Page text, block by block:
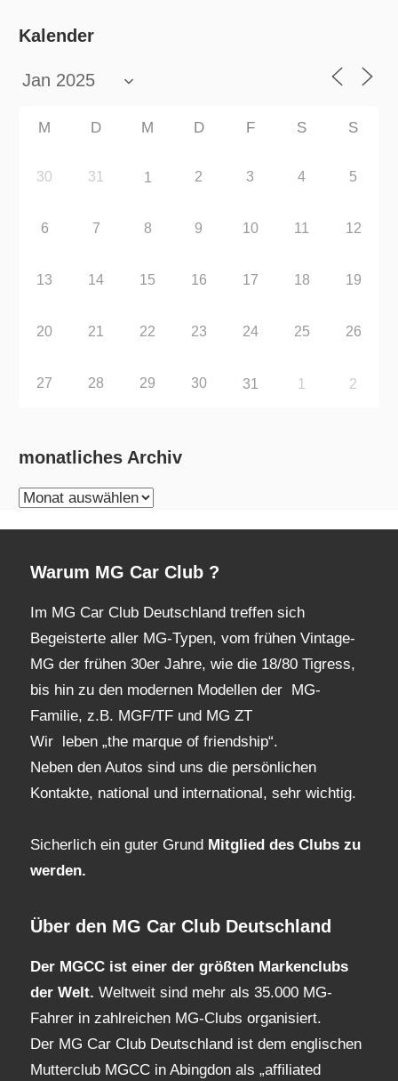
Kalender
M D M D F S S
30 31 1 2 3 4 5
6 7 8 9 10 11 12
13 14 15 16 17 18 19
20 21 22 23 24 25 26
27 28 29 30 31 1 2
monatliches Archiv
monatliches
Warum MG Car Club ?
Im MG Car Club Deutschland treffen sich
Begeisterte aller MG-Typen, vom frühen Vintage-
MG der frühen 30er Jahre, wie die 18/80 Tigress,
bis hin zu den modernen Modellen der MG-
Familie, z.B. MGF/TF und MG ZT
Wir leben „the marque of friendship“.
Neben den Autos sind uns die persönlichen
Kontakte, national und international, sehr wichtig.
Sicherlich ein guter Grund Mitglied des Clubs zu
werden.
Über den MG Car Club Deutschland
Der MGCC ist einer der größten Markenclubs
der Welt. Weltweit sind mehr als 35.000 MG-
Fahrer in zahlreichen MG-Clubs organisiert.
Der MG Car Club Deutschland ist dem englischen
Mutterclub MGCC in Abingdon als „affiliated